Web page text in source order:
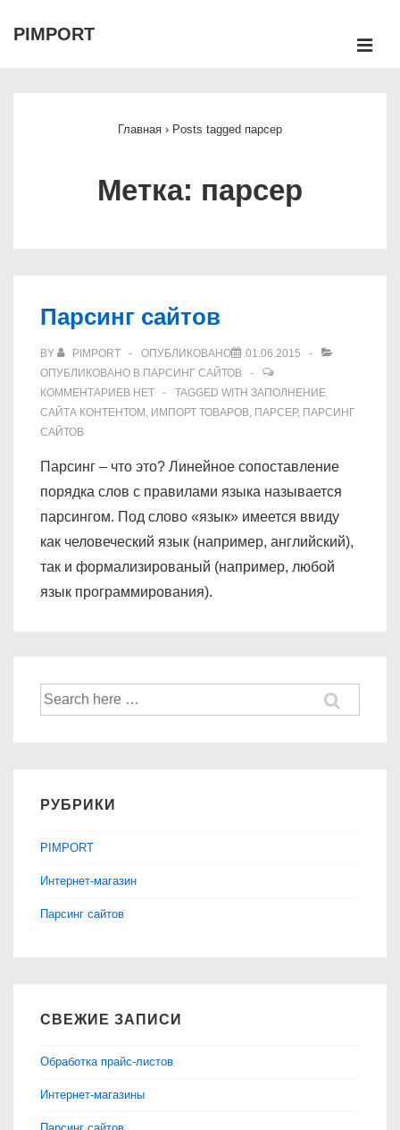
Перейти
PIMPORT
Главная › Posts tagged парсер
Метка: парсер
Парсинг сайтов
BY PIMPORT ОПУБЛИКОВАНО
01.06.2015
ОПУБЛИКОВАНО В ПАРСИНГ САЙТОВ
КОММЕНТАРИЕВ НЕТ
TAGGED WITH ЗАПОЛНЕНИЕ
САЙТА КОНТЕНТОМ , ИМПОРТ ТОВАРОВ, ПАРСЕР, ПАРСИНГ
САЙТОВ
Парсинг – что это? Линейное сопоставление
порядка слов с правилами языка называется
парсингом. Под слово «язык» имеется ввиду
как человеческий язык (например, английский),
так и формализированый (например, любой
язык программирования).
Найти:
РУБРИКИ
PIMPORT
Интернет-магазин
Парсинг сайтов
СВЕЖИЕ ЗАПИСИ
Обработка прайс-листов
Интернет-магазины